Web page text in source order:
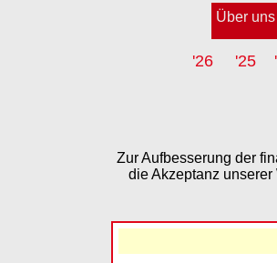
Über uns
'26 '25
Zur Aufbesserung der
die Akzeptanz